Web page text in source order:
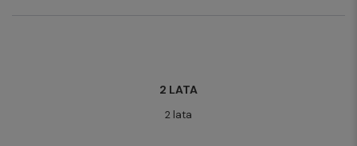
2 LATA
2 lata